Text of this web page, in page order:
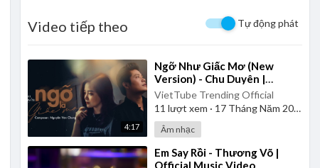
Video tiếp theo Tự động phát
4:17
⁣Ngỡ Như Giấc Mơ (New
Version) - Chu Duyên |
Official Music Video Lyrics
VietTube Trending Official
11 lượt xem · 17 Tháng Năm 2026
Âm nhạc
⁣Em Say Rồi - Thương Võ |
Official Music Video